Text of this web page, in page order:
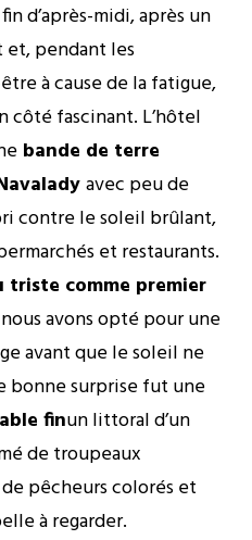
d’après-midi, après un
et, pendant les
à cause de la fatigue,
côté fascinant. L’hôtel
bande de terre
avec peu de
contre le soleil brûlant,
et restaurants.
triste comme premier
avons opté pour une
avant que le soleil ne
bonne surprise fut une
finun littoral d’un
de troupeaux
pêcheurs colorés et
à regarder.